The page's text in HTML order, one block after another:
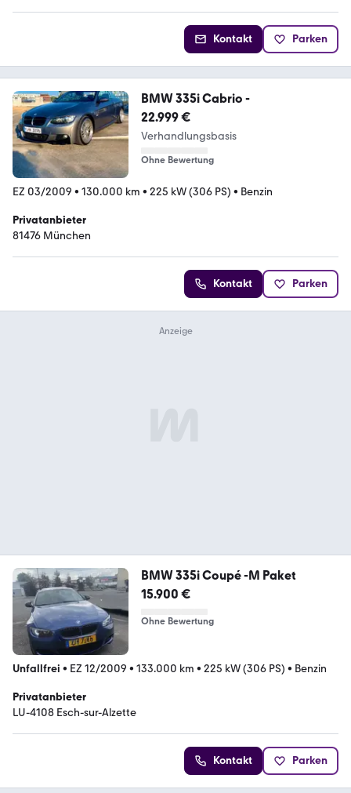
Kontakt Parken
BMW 335i Cabrio -
22.999 €
Verhandlungsbasis
Ohne Bewertung
EZ 03/2009 • 130.000 km • 225 kW (306 PS) • Benzin
Privatanbieter
81476 München
Kontakt Parken
BMW 335i Coupé -M Paket
15.900 €
Ohne Bewertung
Unfallfrei • EZ 12/2009 • 133.000 km • 225 kW (306 PS) • Benzin
Privatanbieter
LU-4108 Esch-sur-Alzette
Kontakt Parken